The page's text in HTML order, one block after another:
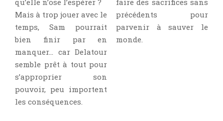
Mais à trop jouer avec le
temps, Sam pourrait
bien finir par en
manquer… car Delatour
semble prêt à tout pour
s’approprier son
pouvoir, peu importent
les conséquences.
précédents pour
parvenir à sauver le
monde.